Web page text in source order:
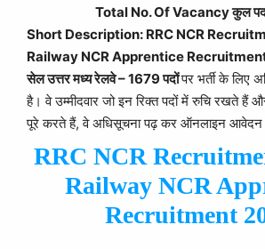
Total No. Of Vacancy कुल
Short Description: RRC NCR
Railway NCR Apprentice Recruitment
सेल उत्तर मध्य रेलवे – 1679 पदोंपर भर्ती के लिए
है। वे उम्मीदवार जो इन रिक्त पदों में रुचि रखते हैं
पूरे करते हैं, वे अधिसूचना पढ़ कर ऑनलाइन
RRC NCR
Railway NCR
Recruitment